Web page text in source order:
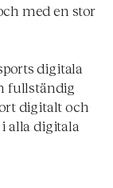
med en stor
digitala
fullständig
digitalt och
alla digitala